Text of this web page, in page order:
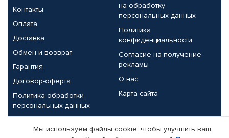
Контакты
Оплата
Доставка
Обмен и возврат
Гарантия
Договор-оферта
Политика обработки
персональных данных
на обработку
персональных данных
Политика
конфиденциальности
Согласие на получение
рекламы
О нас
Карта сайта
Партнерам
Мы используем файлы cookie, чтобы улучшить ваш